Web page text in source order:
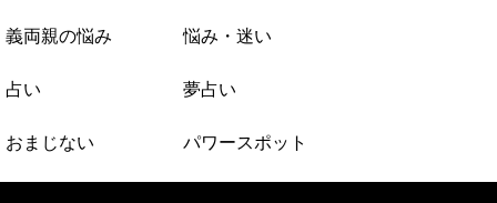
義両親の悩み 悩み・迷い
占い 夢占い
おまじない パワースポット